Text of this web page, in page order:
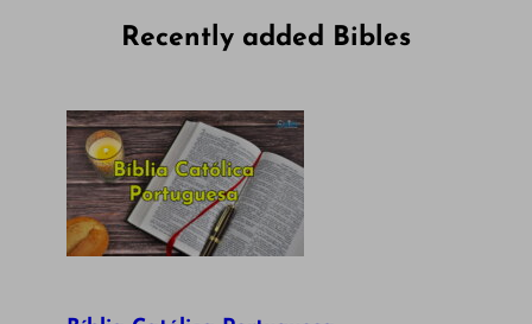
Recently added Bibles